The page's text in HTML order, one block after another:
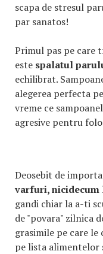
scapa de stresul
par sanatos!
Primul pas pe care
este spalatul
echilibrat.
alegerea perfecta
vreme ce
agresive pentru
Deosebit de
varfuri, nicidecum
gandi chiar la a-ti
de "povara" zilnica
grasimile pe care
pe lista alimentelor